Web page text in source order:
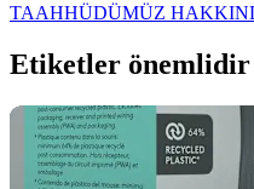
TAAHHÜDÜMÜZ
Etiketler önemlidir